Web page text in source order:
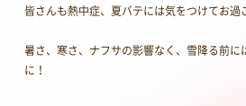
皆さんも熱中症、夏バテには気をつけてお過
暑さ、寒さ、ナフサの影響なく、雪降る前に
に！